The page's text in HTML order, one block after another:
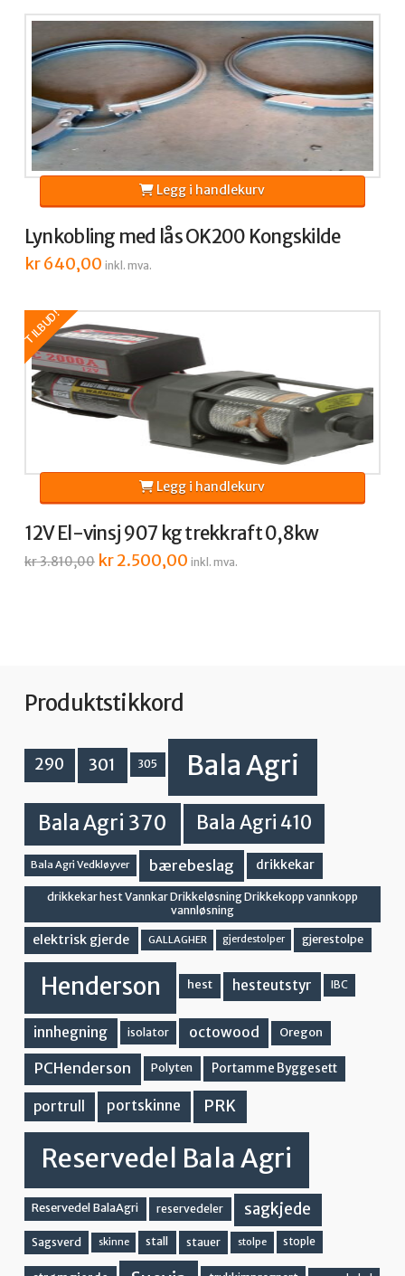
Lynkobling med lås OK200 Kongskilde
kr640,00 inkl. mva.
Legg i handlekurv
TILBUD!
12V El-vinsj 907 kg trekkraft 0,8kw
kr3.810,00 Opprinnelig
pris
kr2.500,00Nåværende
pris
inkl. mva.
Legg i handlekurv
Produktstikkord
290 301 305 Bala Agri
Bala Agri 370 Bala Agri 410
Bala Agri Vedkløyver bærebeslag drikkekar
drikkekar hest Vannkar Drikkeløsning Drikkekopp vannkopp
vannløsning
elektrisk gjerde GALLAGHER gjerdestolper gjerestolpe
Henderson hest hesteutstyr IBC
innhegning isolator octowood Oregon
PCHenderson Polyten Portamme Byggesett
portrull portskinne PRK
Reservedel Bala Agri
Reservedel BalaAgri reservedeler sagkjede
Sagsverd skinne stall stauer stolpe stople